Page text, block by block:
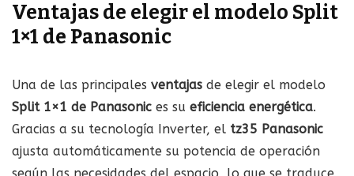
Ventajas de elegir el modelo Split
1×1 de Panasonic
Una de las principales ventajas de elegir el modelo
Split 1×1 de Panasonic es su eficiencia energética.
Gracias a su tecnología Inverter, el tz35 Panasonic
ajusta automáticamente su potencia de operación